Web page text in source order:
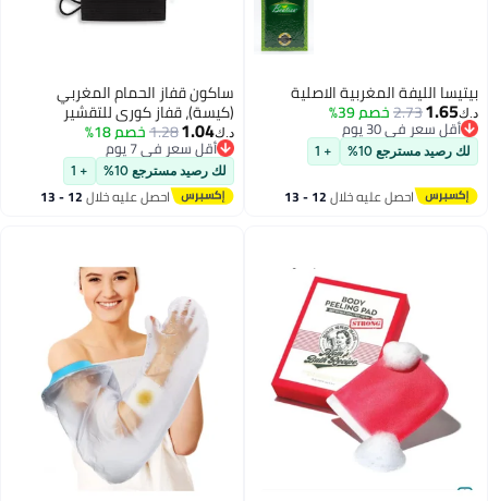
الاصلية
+ 1
خلال 12 - 13
ساكون قفاز الحمام المغربي
(كيسة)، قفاز كوري للتقشير
العميق، أداة تقشير وتنظيف الجسم،
مزيل للجلد الميت، ليفة استحمام
لبشرة ناعمة.
د.ك‏ 1.04 خصم 18%
أقل سعر في 7 يوم
أقل سعر في 7 يوم
لك رصيد مسترجع 10% + 1
احصل عليه خلال 12 - 13